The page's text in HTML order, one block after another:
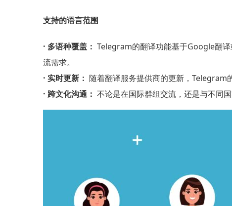
支持的语言范围
· 多语种覆盖： Telegram的翻译功能基于Google翻
流需求。
· 实时更新： 随着翻译服务提供商的更新，Telegram
· 跨文化沟通： 不论是在国际群组交流，还是与不同